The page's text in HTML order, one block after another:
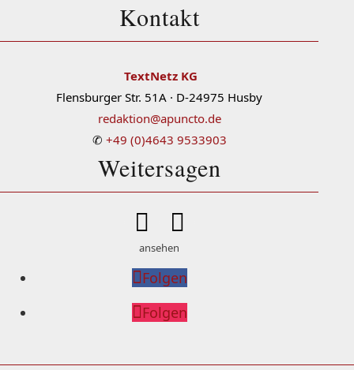
Kontakt
TextNetz KG
Flensburger Str. 51A · D-24975 Husby
redaktion@apuncto.de
✆ +49 (0)4643 9533903
Weitersagen
 
ansehen
Folgen
Folgen